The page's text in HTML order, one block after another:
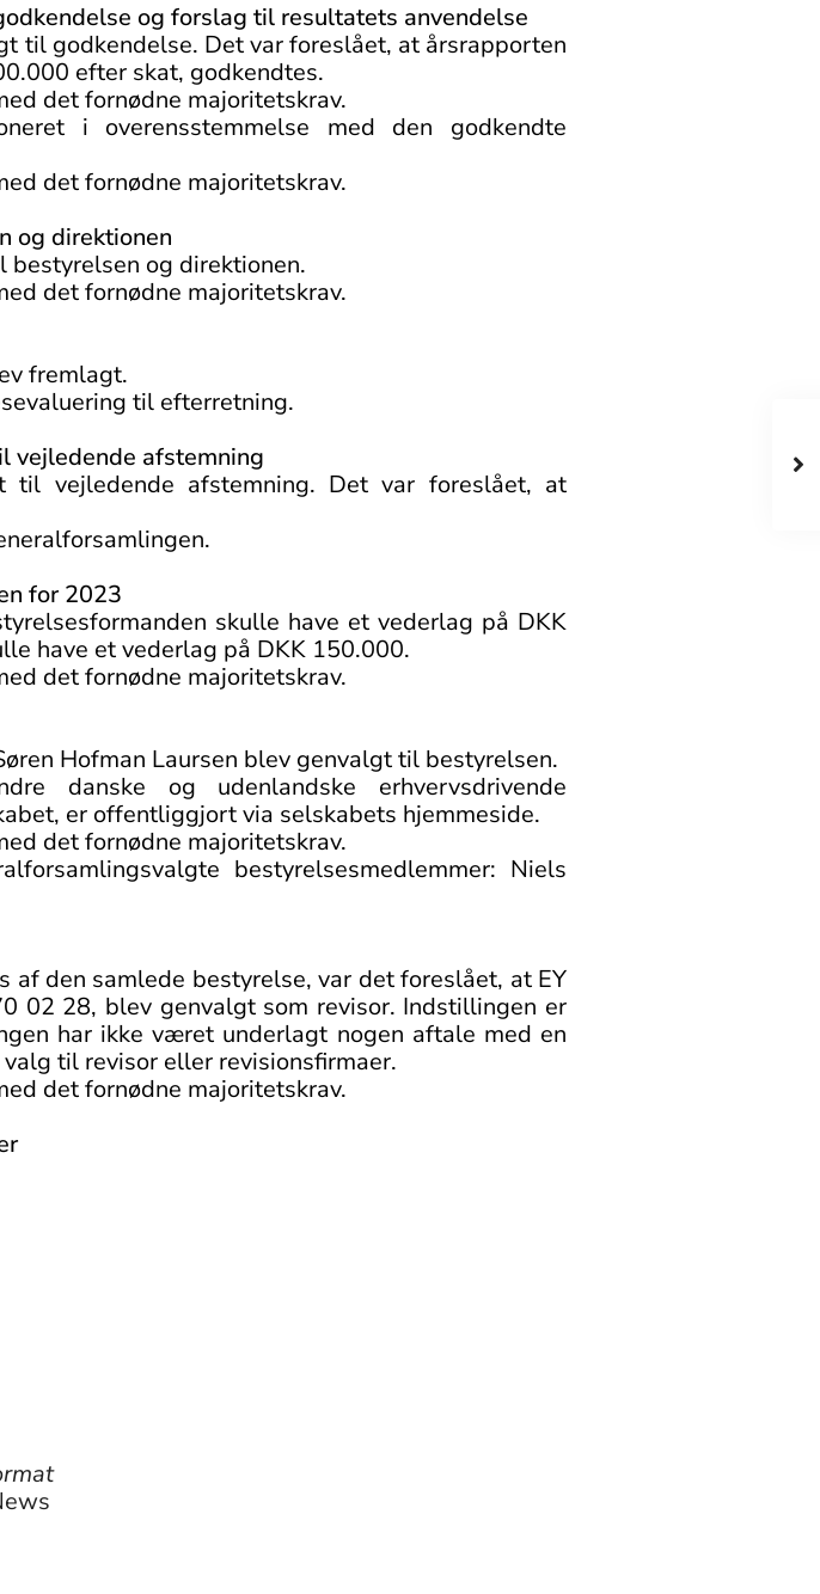
og forslag til resultatets anvendelse
til godkendelse. Det var foreslået, at årsrapporten
efter skat, godkendtes.
det fornødne majoritetskrav.
i overensstemmelse med den godkendte
det fornødne majoritetskrav.
og direktionen
og direktionen.
det fornødne majoritetskrav.
fremlagt.
til efterretning.
vejledende afstemning
til vejledende afstemning. Det var foreslået, at
for 2023
skulle have et vederlag på DKK
have et vederlag på DKK 150.000.
det fornødne majoritetskrav.
Hofman Laursen blev genvalgt til bestyrelsen.
danske og udenlandske erhvervsdrivende
er offentliggjort via selskabets hjemmeside.
det fornødne majoritetskrav.
bestyrelsesmedlemmer: Niels
den samlede bestyrelse, var det foreslået, at EY
02 28, blev genvalgt som revisor. Indstillingen er
har ikke været underlagt nogen aftale med en
til revisor eller revisionsfirmaer.
det fornødne majoritetskrav.